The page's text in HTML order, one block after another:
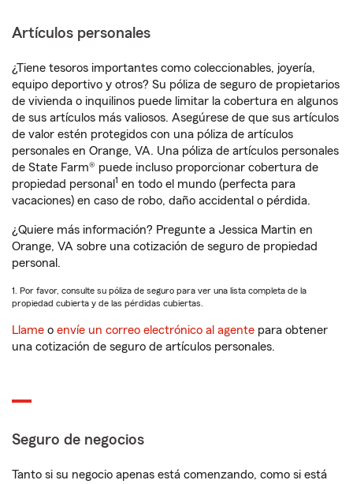
Artículos personales
¿Tiene tesoros importantes como coleccionables, joyería,
equipo deportivo y otros? Su póliza de seguro de propietarios
de vivienda o inquilinos puede limitar la cobertura en algunos
de sus artículos más valiosos. Asegúrese de que sus artículos
de valor estén protegidos con una póliza de artículos
personales en Orange, VA. Una póliza de artículos personales
de State Farm® puede incluso proporcionar cobertura de
propiedad personal 1 en todo el mundo (perfecta para
vacaciones) en caso de robo, daño accidental o pérdida.
¿Quiere más información? Pregunte a Jessica Martin en
Orange, VA sobre una cotización de seguro de propiedad
personal.
1. Por favor, consulte su póliza de seguro para ver una lista completa de la
propiedad cubierta y de las pérdidas cubiertas.
Llame o envíe un correo electrónico al agente para obtener
una cotización de seguro de artículos personales.
Seguro de negocios
Tanto si su negocio apenas está comenzando, como si está